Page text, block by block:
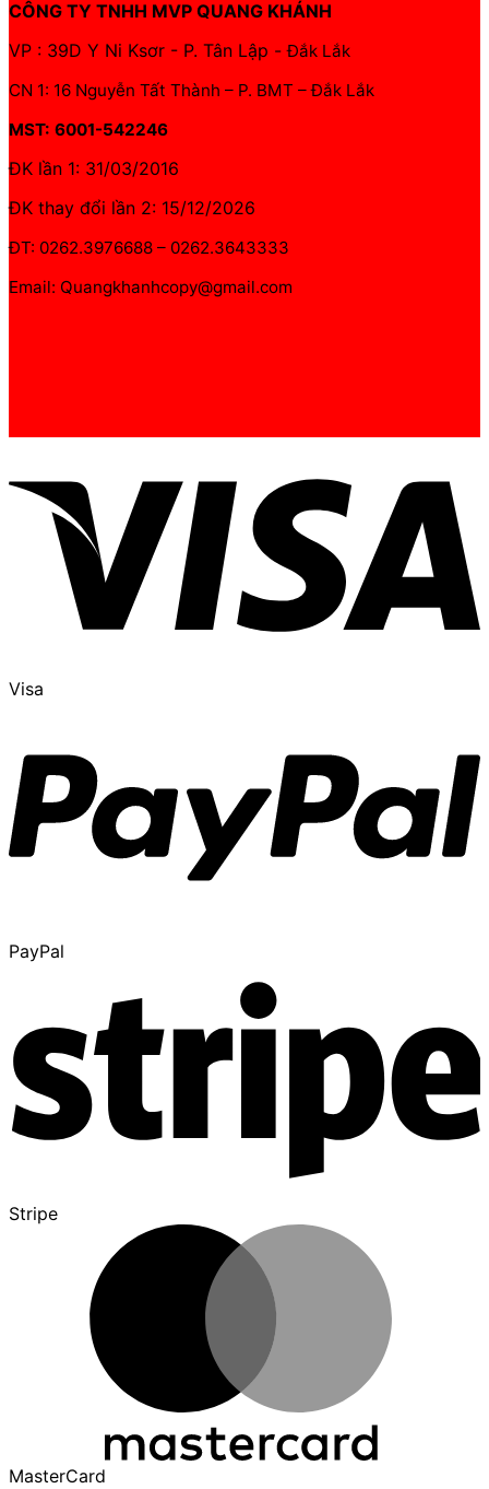
CÔNG TY TNHH MVP QUANG KHÁNH
VP : 39D Y Ni Ksơr - P. Tân Lập -Đắk Lắk
CN 1: 16 Nguyễn Tất Thành – P. BMT – Đắk Lắk
MST: 6001-542246
ĐK lần 1: 31/03/2016
ĐK thay đổi lần 2: 15/12/2026
ĐT: 0262.3976688 – 0262.3643333
Email: Quangkhanhcopy@gmail.com
Visa
PayPal
Stripe
MasterCard